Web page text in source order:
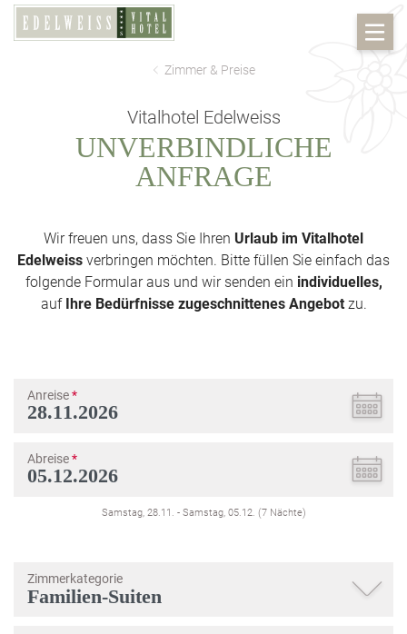
Zimmer & Preise
Vitalhotel Edelweiss
UNVERBINDLICHE
ANFRAGE
Wir freuen uns, dass Sie Ihren Urlaub im Vitalhotel
Edelweiss verbringen möchten. Bitte füllen Sie einfach das
folgende Formular aus und wir senden ein individuelles,
auf Ihre Bedürfnisse zugeschnittenes Angebotzu.
Anreise*
Abreise*
Samstag, 28.11. - Samstag, 05.12. (7 Nächte)
Zimmerkategorie